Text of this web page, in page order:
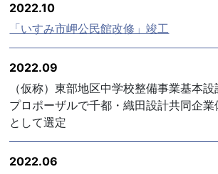
2022.10
「いすみ市岬公民館改修」竣工
2022.09
（仮称）東部地区中学校整備事業基本
プロポーザルで千都・織田設計共同企
として選定
2022.06